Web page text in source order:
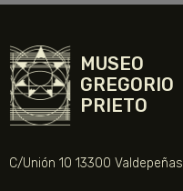
MUSEO
GREGORIO
PRIETO
C/Unión 10 13300 Valdepeñas